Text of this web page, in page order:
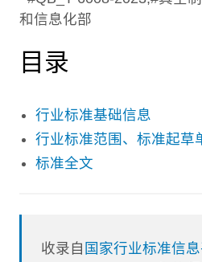
和信息化部
目录
行业标准基础信息
行业标准范围、标准起草
标准全文
收录自 国家行业标准信